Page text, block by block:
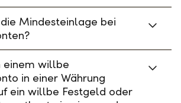
Mindesteinlage bei
einem willbe
in einer Währung
ein willbe Festgeld oder